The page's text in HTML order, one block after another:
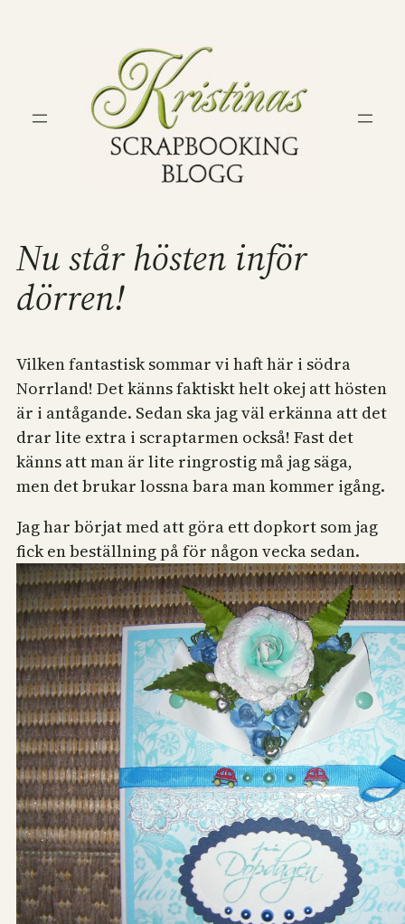
Nu står hösten inför
dörren!
Vilken fantastisk sommar vi haft här i södra
Norrland! Det känns faktiskt helt okej att hösten
är i antågande. Sedan ska jag väl erkänna att det
drar lite extra i scraptarmen också! Fast det
känns att man är lite ringrostig må jag säga,
men det brukar lossna bara man kommer igång.
Jag har börjat med att göra ett dopkort som jag
fick en beställning på för någon vecka sedan.